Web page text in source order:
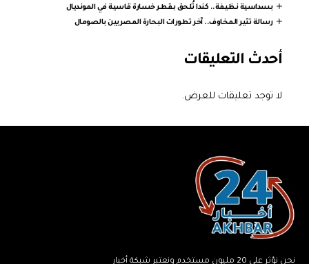
بسداسية نظيفة.. كندا تُلحق بقطر خسارة قاسية في المونديال
رسالة تثير المخاوف.. آخر تطورات البحارة المصريين بالصومال
أحدث التعليقات
لا توجد تعليقات للعرض.
نحن نؤثر على 20 مليون مستخدم ونعتبر شبكة أخبار